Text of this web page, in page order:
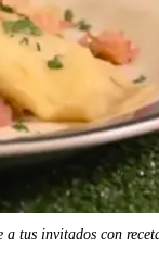
a tus invitados con